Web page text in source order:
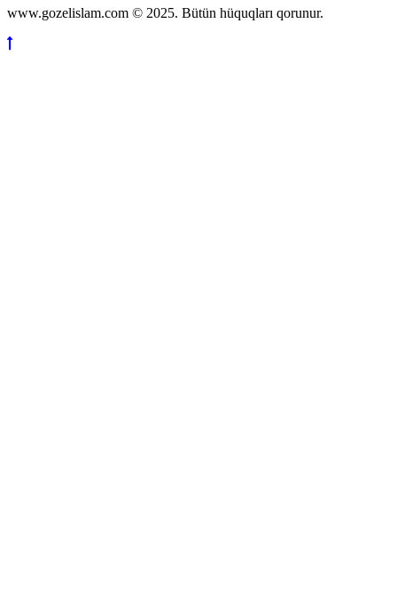
www.gozelislam.com © 2025. Bütün hüquqları qorunur.